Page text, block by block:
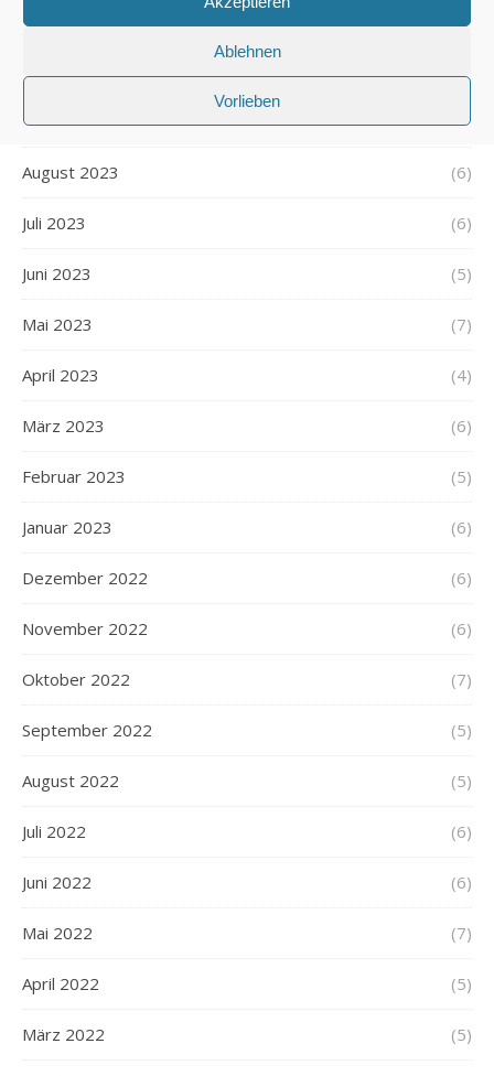
Ablehnen
Vorlieben
November 2023 (5)
Oktober 2023 (6)
September 2023 (5)
August 2023 (6)
Juli 2023 (6)
Juni 2023 (5)
Mai 2023 (7)
April 2023 (4)
März 2023 (6)
Februar 2023 (5)
Januar 2023 (6)
Dezember 2022 (6)
November 2022 (6)
Oktober 2022 (7)
September 2022 (5)
August 2022 (5)
Juli 2022 (6)
Juni 2022 (6)
Mai 2022 (7)
April 2022 (5)
März 2022 (5)